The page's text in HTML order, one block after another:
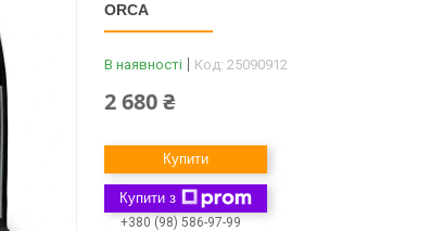
ORCA
В наявності Код: 25090912
2 680 ₴
Купити
Купити з
+380 (98) 586-97-99